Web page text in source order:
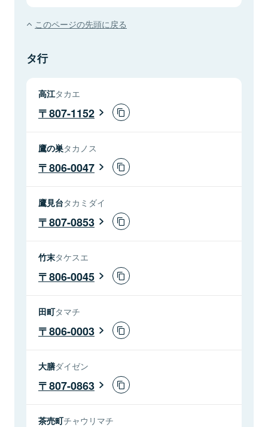
このページの先頭に戻る
タ行
高江タカエ
807-1152
鷹の巣タカノス
806-0047
鷹見台タカミダイ
807-0853
竹末タケスエ
806-0045
田町タマチ
806-0003
大膳ダイゼン
807-0863
茶売町チャウリマチ